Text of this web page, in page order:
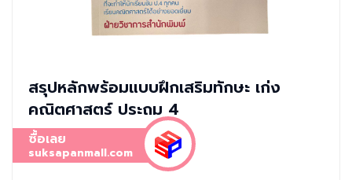
สรุปหลักพร้อมแบบฝึกเสริมทักษะ เก่ง
คณิตศาสตร์ ประถม 4
ซื้อเลย
suksapanmall.com